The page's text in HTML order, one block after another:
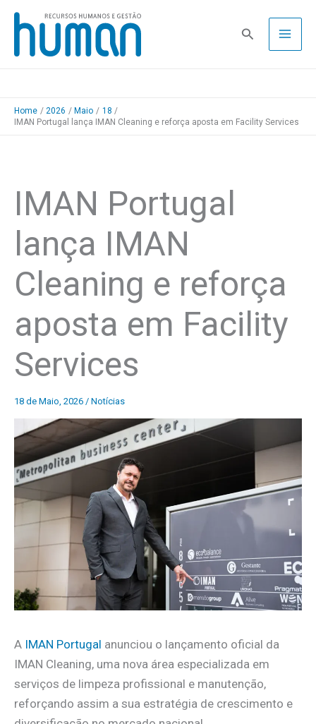
Skip
content
Pesquisa
Home 2026 Maio
18
IMAN Portugal lança IMAN Cleaning e reforça aposta em Facility Services
IMAN Portugal
lança IMAN
Cleaning e reforça
aposta em Facility
Services
18 de Maio, 2026 / Notícias
A IMAN Portugal anunciou o lançamento oficial da
IMAN Cleaning, uma nova área especializada em
serviços de limpeza profissional e manutenção,
reforçando assim a sua estratégia de crescimento e